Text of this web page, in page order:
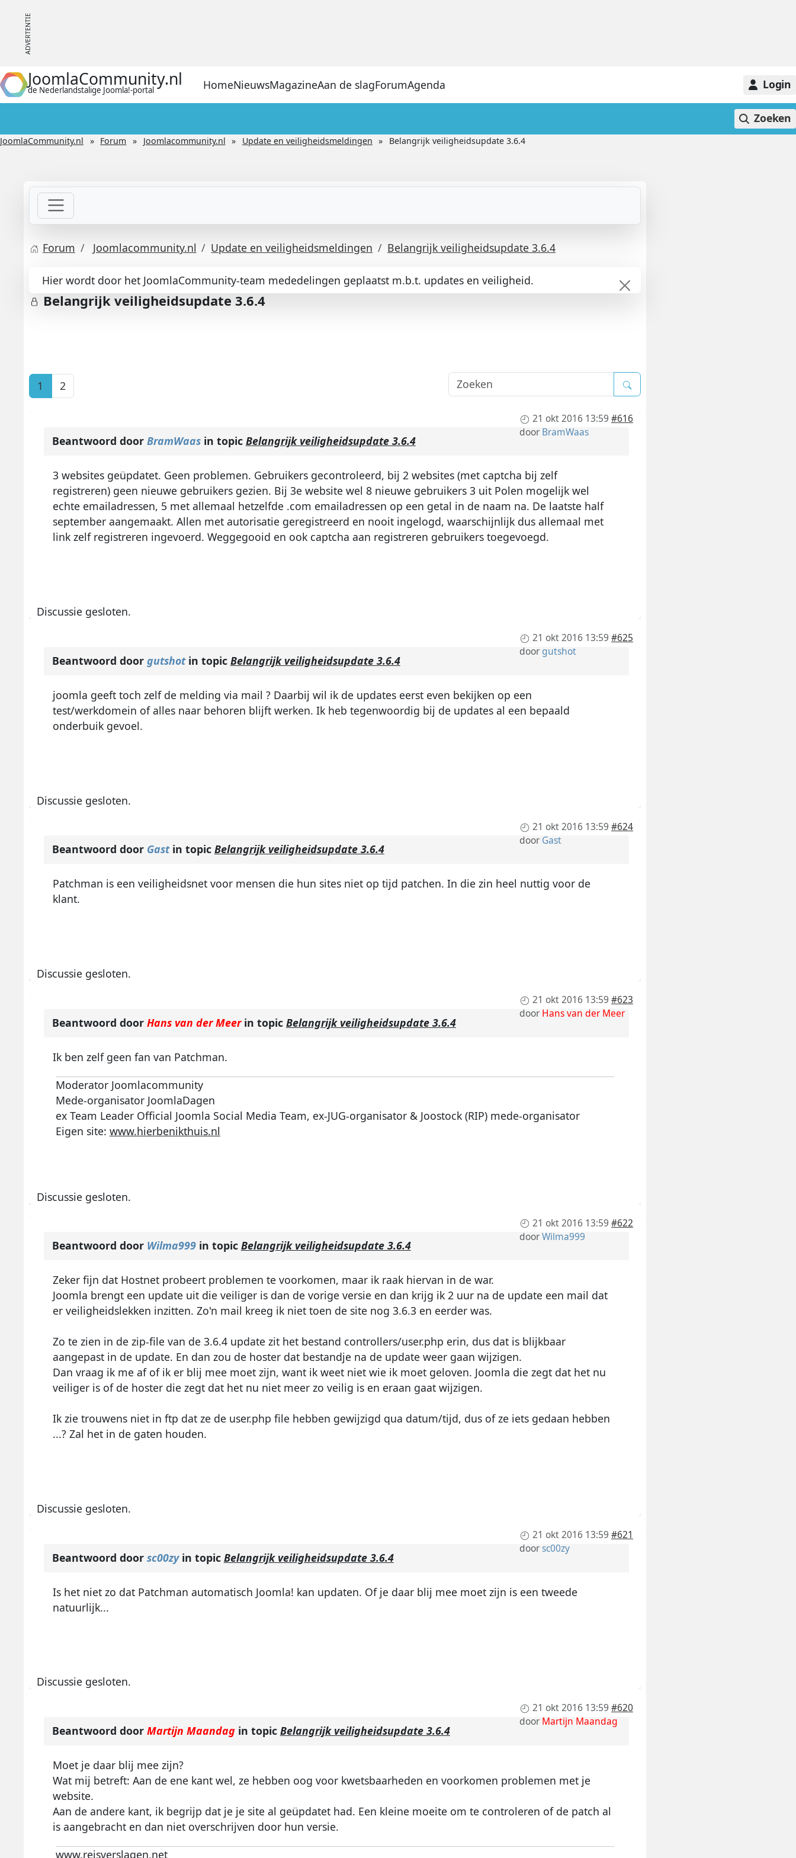
JoomlaCommunity.nl
de Nederlandstalige Joomla!-portal HomeNieuwsMagazineAan de slagForumAgenda Login
Zoeken
JoomlaCommunity.nl Forum Joomlacommunity.nl Update en veiligheidsmeldingen Belangrijk veiligheidsupdate 3.6.4
Forum Joomlacommunity.nl Update en veiligheidsmeldingen Belangrijk veiligheidsupdate 3.6.4
Hier wordt door het JoomlaCommunity-team mededelingen geplaatst m.b.t. updates en veiligheid.
Belangrijk veiligheidsupdate 3.6.4
1 2
21 okt 2016 13:59 #616
door BramWaas
Beantwoord door BramWaasin topic Belangrijk veiligheidsupdate 3.6.4
3 websites geüpdatet. Geen problemen. Gebruikers gecontroleerd, bij 2 websites (met captcha bij zelf
registreren) geen nieuwe gebruikers gezien. Bij 3e website wel 8 nieuwe gebruikers 3 uit Polen mogelijk wel
echte emailadressen, 5 met allemaal hetzelfde .com emailadressen op een getal in de naam na. De laatste half
september aangemaakt. Allen met autorisatie geregistreerd en nooit ingelogd, waarschijnlijk dus allemaal met
link zelf registreren ingevoerd. Weggegooid en ook captcha aan registreren gebruikers toegevoegd.
Discussie gesloten.
21 okt 2016 13:59 #625
doorgutshot
Beantwoord door gutshotin topic Belangrijk veiligheidsupdate 3.6.4
joomla geeft toch zelf de melding via mail ? Daarbij wil ik de updates eerst even bekijken op een
test/werkdomein of alles naar behoren blijft werken. Ik heb tegenwoordig bij de updates al een bepaald
onderbuik gevoel.
Discussie gesloten.
21 okt 2016 13:59 #624
door Gast
Beantwoord door Gastin topic Belangrijk veiligheidsupdate 3.6.4
Patchman is een veiligheidsnet voor mensen die hun sites niet op tijd patchen. In die zin heel nuttig voor de
klant.
Discussie gesloten.
21 okt 2016 13:59 #623
doorHans van der Meer
Beantwoord door Hans van der Meerin topic Belangrijk veiligheidsupdate 3.6.4
Ik ben zelf geen fan van Patchman.
Moderator Joomlacommunity
Mede-organisator JoomlaDagen
ex Team Leader Official Joomla Social Media Team, ex-JUG-organisator & Joostock (RIP) mede-organisator
Eigen site: www.hierbenikthuis.nl
Discussie gesloten.
21 okt 2016 13:59 #622
doorWilma999
Beantwoord door Wilma999in topic Belangrijk veiligheidsupdate 3.6.4
Zeker fijn dat Hostnet probeert problemen te voorkomen, maar ik raak hiervan in de war.
Joomla brengt een update uit die veiliger is dan de vorige versie en dan krijg ik 2 uur na de update een mail dat
er veiligheidslekken inzitten. Zo'n mail kreeg ik niet toen de site nog 3.6.3 en eerder was.
Zo te zien in de zip-file van de 3.6.4 update zit het bestand controllers/user.php erin, dus dat is blijkbaar
aangepast in de update. En dan zou de hoster dat bestandje na de update weer gaan wijzigen.
Dan vraag ik me af of ik er blij mee moet zijn, want ik weet niet wie ik moet geloven. Joomla die zegt dat het nu
veiliger is of de hoster die zegt dat het nu niet meer zo veilig is en eraan gaat wijzigen.
Ik zie trouwens niet in ftp dat ze de user.php file hebben gewijzigd qua datum/tijd, dus of ze iets gedaan hebben
...? Zal het in de gaten houden.
Discussie gesloten.
21 okt 2016 13:59 #621
doorsc00zy
Beantwoord door sc00zyin topic Belangrijk veiligheidsupdate 3.6.4
Is het niet zo dat Patchman automatisch Joomla! kan updaten. Of je daar blij mee moet zijn is een tweede
natuurlijk...
Discussie gesloten.
21 okt 2016 13:59 #620
doorMartijn Maandag
Beantwoord door Martijn Maandagin topic Belangrijk veiligheidsupdate 3.6.4
Moet je daar blij mee zijn?
Wat mij betreft: Aan de ene kant wel, ze hebben oog voor kwetsbaarheden en voorkomen problemen met je
website.
Aan de andere kant, ik begrijp dat je je site al geüpdatet had. Een kleine moeite om te controleren of de patch al
is aangebracht en dan niet overschrijven door hun versie.
www.reisverslagen.net